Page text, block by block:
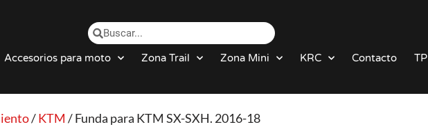
Accesorios para moto Zona Trail Zona Mini KRC Contacto
/KTM / Funda para KTM SX-SXH. 2016-18